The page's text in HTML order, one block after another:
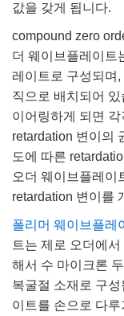
값을 갖게 됩니다.
compound zero
더 웨이브플레이트
레이트로 구성되며
직으로 배치되어
이어링하게 되면
retardation 변이의
도에 따른
오더 웨이브플레이
retardation 변이를
폴리머 웨이브플레
트는 제로 오더에
해서 수 마이크론
복굴절 소재로 구
이트를 손으로 다